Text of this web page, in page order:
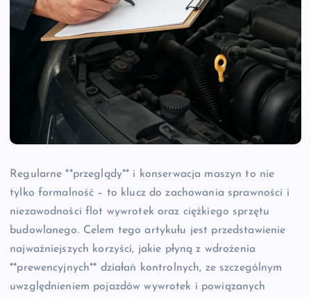
Regularne **przeglądy** i konserwacja maszyn to nie
tylko formalność – to klucz do zachowania sprawności i
niezawodności flot wywrotek oraz ciężkiego sprzętu
budowlanego. Celem tego artykułu jest przedstawienie
najważniejszych korzyści, jakie płyną z wdrożenia
**prewencyjnych** działań kontrolnych, ze szczególnym
uwzględnieniem pojazdów wywrotek i powiązanych